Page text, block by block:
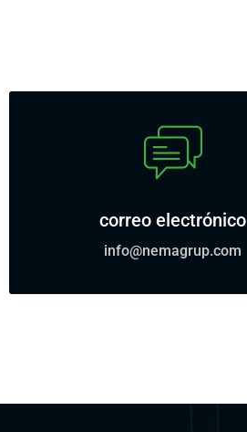
correo electrónico
info@nemagrup.com